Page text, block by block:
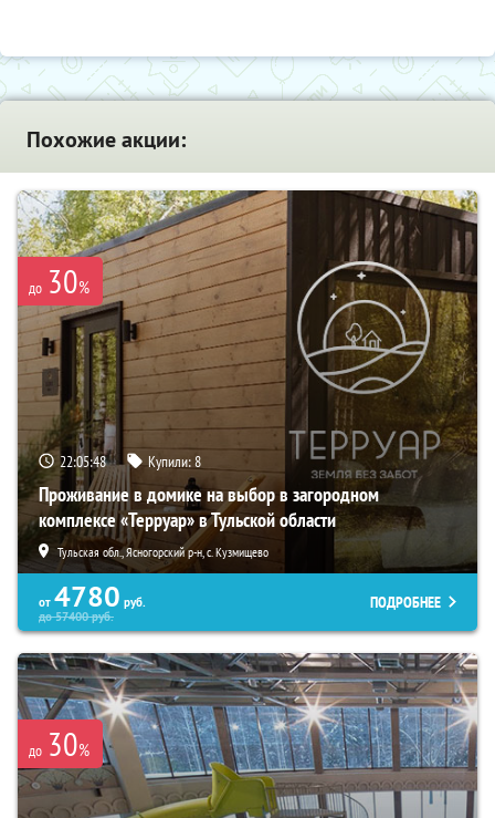
Похожие акции:
до 30%
22:05:47 Купили:8
Проживание в домике на выбор в загородном
комплексе «Терруар» в Тульской области
Тульская обл., Ясногорский р-н, с. Кузмищево
от 4780 руб.
до57400руб.
ПОДРОБНЕЕ
до 30%